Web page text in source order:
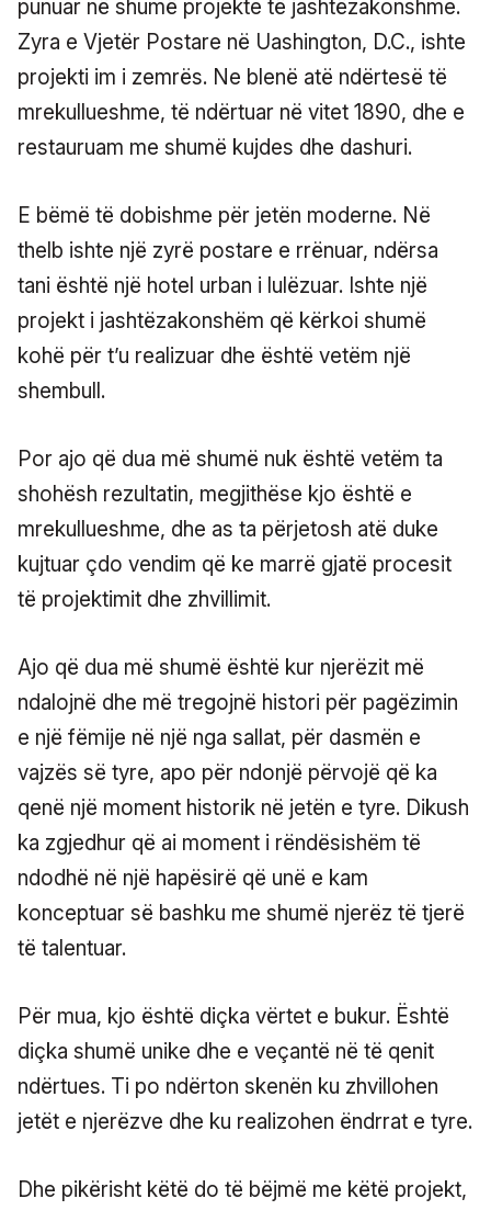
punuar në shumë projekte të jashtëzakonshme.
Zyra e Vjetër Postare në Uashington, D.C., ishte
projekti im i zemrës. Ne blenë atë ndërtesë të
mrekullueshme, të ndërtuar në vitet 1890, dhe e
restauruam me shumë kujdes dhe dashuri.
E bëmë të dobishme për jetën moderne. Në
thelb ishte një zyrë postare e rrënuar, ndërsa
tani është një hotel urban i lulëzuar. Ishte një
projekt i jashtëzakonshëm që kërkoi shumë
kohë për t’u realizuar dhe është vetëm një
shembull.
Por ajo që dua më shumë nuk është vetëm ta
shohësh rezultatin, megjithëse kjo është e
mrekullueshme, dhe as ta përjetosh atë duke
kujtuar çdo vendim që ke marrë gjatë procesit
të projektimit dhe zhvillimit.
Ajo që dua më shumë është kur njerëzit më
ndalojnë dhe më tregojnë histori për pagëzimin
e një fëmije në një nga sallat, për dasmën e
vajzës së tyre, apo për ndonjë përvojë që ka
qenë një moment historik në jetën e tyre. Dikush
ka zgjedhur që ai moment i rëndësishëm të
ndodhë në një hapësirë që unë e kam
konceptuar së bashku me shumë njerëz të tjerë
të talentuar.
Për mua, kjo është diçka vërtet e bukur. Është
diçka shumë unike dhe e veçantë në të qenit
ndërtues. Ti po ndërton skenën ku zhvillohen
jetët e njerëzve dhe ku realizohen ëndrrat e tyre.
Dhe pikërisht këtë do të bëjmë me këtë projekt,